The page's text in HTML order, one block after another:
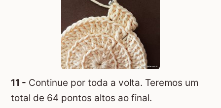
11 - Continue por toda a volta. Teremos um
total de 64 pontos altos ao final.